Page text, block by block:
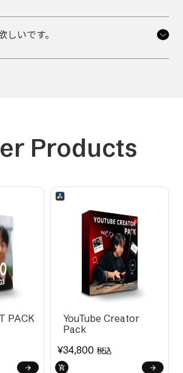
いです。
Products
PACK
YouTube Creator
Pack
¥34,800 税込